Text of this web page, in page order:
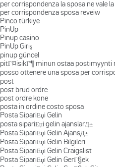
per corrispondenza la sposa ne vale
per corrispondenza sposa reveiw
Pinco türkiye
PinUp
Pinup casino
PinUp Giriş
pinup güncel
pitГ¤isikГ¶ minun ostaa postimyynti
posso ottenere una sposa per
post
post brud ordre
post ordre kone
posta in ordine costo sposa
Posta SipariЕџi Gelin
posta sipariЕџi gelin ajanslarД±
Posta SipariЕџi Gelin AjansД±
Posta SipariЕџi Gelin Bilgileri
Posta SipariЕџi Gelin Craigslist
Posta SipariЕџi Gelin GerГ§ek